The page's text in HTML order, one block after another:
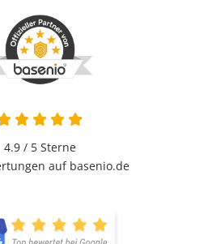
4.9 / 5Sterne
auf basenio.de